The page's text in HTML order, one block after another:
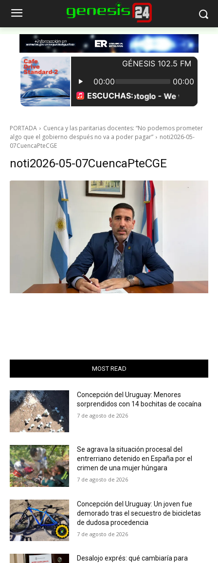
PORTADA
Cuenca y las paritarias docentes: “No podemos prometer
algo que el gobierno después no va a poder pagar”
noti2026-05-
07CuencaPteCGE
noti2026-05-07CuencaPteCGE
MOST READ
Concepción del Uruguay: Menores
sorprendidos con 14 bochitas de cocaína
7 de agosto de 2026
Se agrava la situación procesal del
entrerriano detenido en España por el
crimen de una mujer húngara
7 de agosto de 2026
Concepción del Uruguay: Un joven fue
demorado tras el secuestro de bicicletas
de dudosa procedencia
7 de agosto de 2026
Desalojo exprés: qué cambiaría para